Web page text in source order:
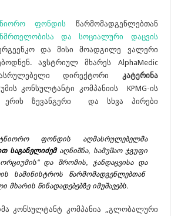
ფონდის წარმომადგენლებთან
და სოციალური დაცვის
და მისი მოადგილე ვალერი
ავსტრიულ მხარეს AlphaMedic
დირექტორი კატერინა
კონსულტანტი კომპანიის KPMG-ის
ერიხ ზევანგერი და სხვა პირები
ფონდის აღმასრულებელმა
საგანელიძემაღნიშნა, სამუშაო ჯგუფი
და შრომის, ჯანდაცვისა და
სამინისტროს წარმომადგენლებთან
წინადადებებზე იმუშავებს.
კონსულტანტ კომპანია „გლობალური